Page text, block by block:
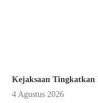
Kejaksaan
4 Agustus 2026